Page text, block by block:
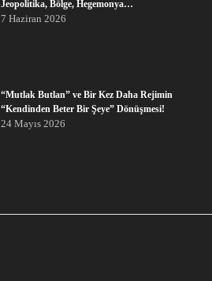
Jeopolitika, Bölge, Hegemonya…
7 Haziran 2026
“Mutlak Butlan” ve Bir Kez Daha Rejimin
“Kendinden Beter Bir Şeye” Dönüşmesi!
24 Mayıs 2026